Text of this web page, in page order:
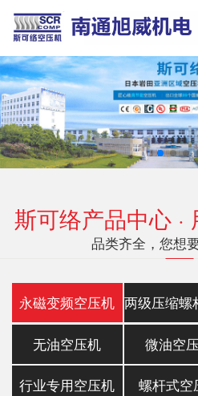
斯可络产品中心 ·
品类齐全，您想
永磁变频空压机
无油空压机 微油空
行业专用空压机 螺杆式空